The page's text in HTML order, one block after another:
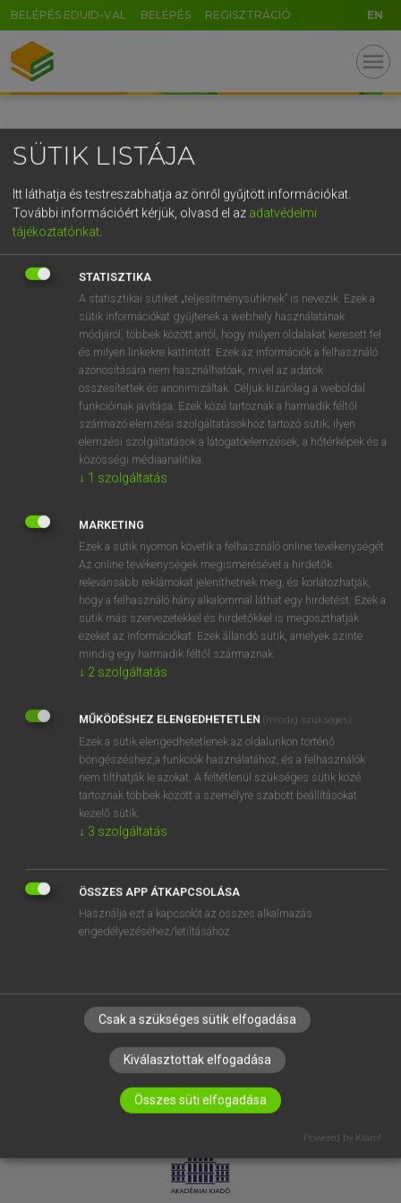
BELÉPÉS EDUID-VAL BELÉPÉS REGISZTRÁCIÓ EN
menu
OOOOPS!
SZOTAR.NET APPLIKÁCIÓ
MICROSOFT OFFICE BŐVÍTMÉNY
BEÉPÜLŐ SZÓTÁRMODUL
ONLINE NYELVVIZSGA
EGYÉNI FELHASZNÁLÓKNAK
TANULÓKNAK
OKTATÁSI INTÉZMÉNYEKNEK
VÁLLALATI MEGOLDÁSOK
RÓLUNK
ELÉRHETŐSÉG
SÜTI BEÁLLÍTÁSOK
LICENCSZERZŐDÉS ADATVÉDELEM
SÜTIK LISTÁJA
Itt láthatja és testreszabhatja az önről gyűjtött információkat.
További információért kérjük, olvasd el az adatvédelmi
tájékoztatónkat
STATISZTIKA
A statisztikai sütiket „teljesítménysütiknek” is nevezik. Ezek a
sütik információkat gyűjtenek a webhely használatának
módjáról, többek között arról, hogy milyen oldalakat keresett fel
és milyen linkekre kattintott. Ezek az információk a felhasználó
azonosítására nem használhatóak, mivel az adatok
összesítettek és anonimizáltak. Céljuk kizárólag a weboldal
funkcióinak javítása. Ezek közé tartoznak a harmadik féltől
származó elemzési szolgáltatásokhoz tartozó sütik; ilyen
elemzési szolgáltatások a látogatóelemzések, a hőtérképek és a
közösségi médiaanalitika.
↓ 1 szolgáltatás
MARKETING
Ezek a sütik nyomon követik a felhasználó online tevékenységét.
Az online tevékenységek megismerésével a hirdetők
relevánsabb reklámokat jeleníthetnek meg, és korlátozhatják,
hogy a felhasználó hány alkalommal láthat egy hirdetést. Ezek a
sütik más szervezetekkel és hirdetőkkel is megoszthatják
ezeket az információkat. Ezek állandó sütik, amelyek szinte
mindig egy harmadik féltől származnak.
↓ 2 szolgáltatás
MŰKÖDÉSHEZ ELENGEDHETETLEN (mindig szükséges)
Ezek a sütik elengedhetetlenek az oldalunkon történő
böngészéshez,a funkciók használatához, és a felhasználók
nem tilthatják le azokat. A feltétlenül szükséges sütik közé
tartoznak többek között a személyre szabott beállításokat
kezelő sütik.
↓ 3 szolgáltatás
ÖSSZES APP ÁTKAPCSOLÁSA
Használja ezt a kapcsolót az összes alkalmazás
engedélyezéséhez/letiltásához.
Csak a szükséges sütik elfogadása
Kiválasztottak elfogadása
Összes süti elfogadása
Powered by Klaro!
GR
5
g h k l
v b n m , . - AltGr